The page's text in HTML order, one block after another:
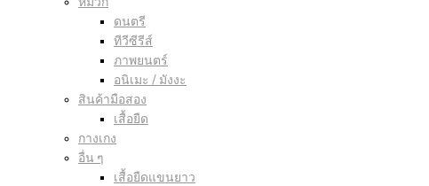
ดนตรี
ทีวีซีรีส์
ภาพยนตร์
อนิเมะ / มังงะ
สินค้ามือสอง
เสื้อยืด
กางเกง
อื่น ๆ
เสื้อยืดแขนยาว